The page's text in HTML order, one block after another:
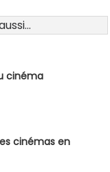
cinéma
cinémas en